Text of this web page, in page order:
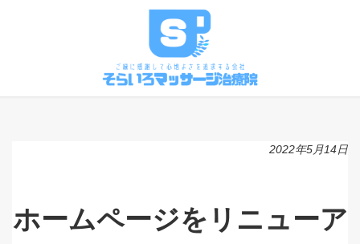
2022年5月14日
ホームページをリニューア